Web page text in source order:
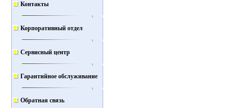
Контакты
Корпоративный отдел
Сервисный центр
Гарантийное обслуживание
Обратная связь